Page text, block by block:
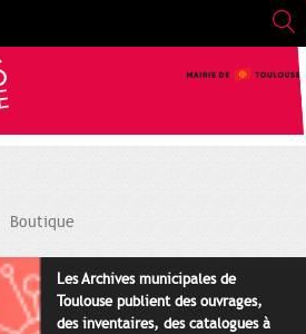
Boutique
Les Archives municipales de
Toulouse publient des ouvrages,
des inventaires, des catalogues à
sur les cookies